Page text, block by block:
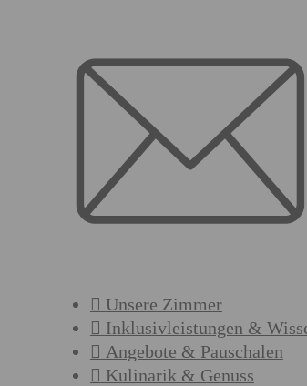
Unsere Zimmer
Inklusivleistungen &
Angebote & Pauschalen
Kulinarik & Genuss